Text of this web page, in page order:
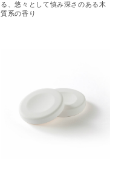
る、悠々として慎み深さのある木
質系の香り